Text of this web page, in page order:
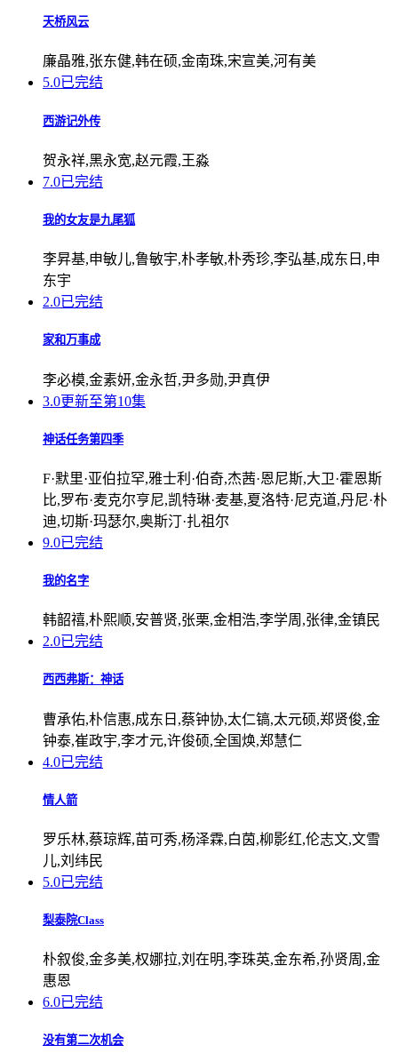
天桥风云
廉晶雅,张东健,韩在硕,金南珠,宋宣美,河有美
5.0已完结
西游记外传
贺永祥,黑永宽,赵元霞,王淼
7.0已完结
我的女友是九尾狐
李昇基,申敏儿,鲁敏宇,朴孝敏,朴秀珍,李弘基,成东日,申
东宇
2.0已完结
家和万事成
李必模,金素妍,金永哲,尹多勋,尹真伊
3.0更新至第10集
神话任务第四季
F·默里·亚伯拉罕,雅士利·伯奇,杰茜·恩尼斯,大卫·霍恩斯
比,罗布·麦克尔亨尼,凯特琳·麦基,夏洛特·尼克道,丹尼·朴
迪,切斯·玛瑟尔,奥斯汀·扎祖尔
9.0已完结
我的名字
韩韶禧,朴熙顺,安普贤,张栗,金相浩,李学周,张律,金镇民
2.0已完结
西西弗斯：神话
曹承佑,朴信惠,成东日,蔡钟协,太仁镐,太元硕,郑贤俊,金
钟泰,崔政宇,李才元,许俊硕,全国焕,郑慧仁
4.0已完结
情人箭
罗乐林,蔡琼辉,苗可秀,杨泽霖,白茵,柳影红,伦志文,文雪
儿,刘纬民
5.0已完结
梨泰院Class
朴叙俊,金多美,权娜拉,刘在明,李珠英,金东希,孙贤周,金
惠恩
6.0已完结
没有第二次机会